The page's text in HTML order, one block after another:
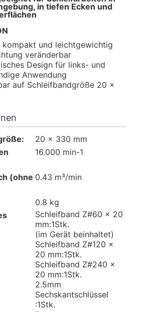
in tiefen Ecken und
kompakt und leichtgewichtig
veränderbar
Design für links- und
Anwendung
auf Schleifbandgröße 20 x
20 x 330 mm
16.000 min-1
(ohne 0.43 m³/min
0.8 kg
Schleifband Z#60 x 20
mm:1Stk.
(im Gerät beinhaltet)
Schleifband Z#120 x
20 mm:1Stk.
Schleifband Z#240 x
20 mm:1Stk.
2.5mm
Sechskantschlüssel
:1Stk.